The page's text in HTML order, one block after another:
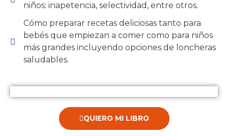
niños: inapetencia, selectividad, entre otros.
Cómo preparar recetas deliciosas tanto para
bebés que empiezan a comer como para niños
más grandes incluyendo opciones de loncheras
saludables.
QUIERO MI LIBRO